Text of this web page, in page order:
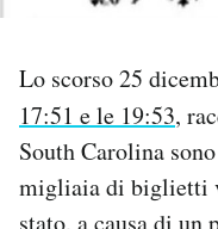
I MIEI PREFERITI
SHOP
Lo scorso 25
17:51 e le 19:53,
South Carolina
migliaia di biglietti
stato, a causa di un